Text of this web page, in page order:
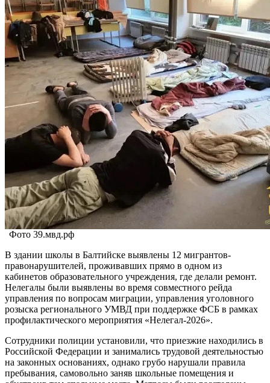
Фото 39.мвд.рф
В здании школы в Балтийске выявлены 12 мигрантов-
правонарушителей, проживавших прямо в одном из
кабинетов образовательного учреждения, где делали ремонт.
Нелегалы были выявлены во время совместного рейда
управления по вопросам миграции, управления уголовного
розыска регионального УМВД при поддержке ФСБ в рамках
профилактического мероприятия «Нелегал-2026».
Сотрудники полиции установили, что приезжие находились в
Российской Федерации и занимались трудовой деятельностью
на законных основаниях, однако грубо нарушали правила
пребывания, самовольно заняв школьные помещения и